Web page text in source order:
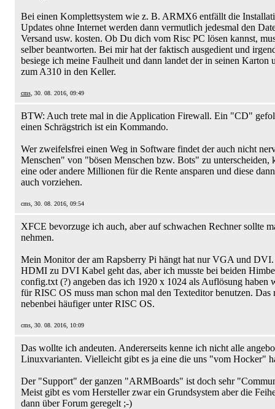
Bei einen Komplettsystem wie z. B. ARMX6 entfällt die
Updates ohne Internet werden dann vermutlich jedesmal den
Versand usw. kosten. Ob Du dich vom Risc PC lösen kannst,
selber beantworten. Bei mir hat der faktisch ausgedient und
besiege ich meine Faulheit und dann landet der in seinen Karton
zum A310 in den Keller.
cms, 30. 08. 2016, 09:49
BTW: Auch trete mal in die Application Firewall. Ein "CD"
einen Schrägstrich ist ein Kommando.
Wer zweifelsfrei einen Weg in Software findet der auch nicht
Menschen" von "bösen Menschen bzw. Bots" zu unterscheiden,
eine oder andere Millionen für die Rente ansparen und diese
auch vorziehen.
cms, 30. 08. 2016, 09:54
XFCE bevorzuge ich auch, aber auf schwachen Rechner sollte
nehmen.
Mein Monitor der am Rapsberry Pi hängt hat nur VGA und
HDMI zu DVI Kabel geht das, aber ich musste bei beiden
config.txt (?) angeben das ich 1920 x 1024 als Auflösung haben
für RISC OS muss man schon mal den Texteditor benutzen. Das
nebenbei häufiger unter RISC OS.
cms, 30. 08. 2016, 10:09
Das wollte ich andeuten. Andererseits kenne ich nicht alle
Linuxvarianten. Vielleicht gibt es ja eine die uns "vom Hocker"
Der "Support" der ganzen "ARMBoards" ist doch sehr
Meist gibt es vom Hersteller zwar ein Grundsystem aber die
dann über Forum geregelt ;-)